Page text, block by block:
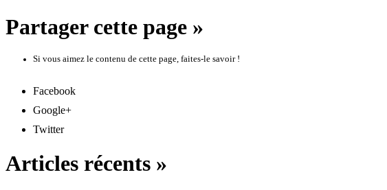
Partager cette page »
Si vous aimez le contenu de cette page, faites-le savoir !
Facebook
Google+
Twitter
Articles récents »